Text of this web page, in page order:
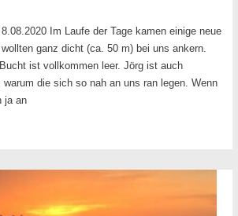
Im Laufe der Tage kamen einige neue
ganz dicht (ca. 50 m) bei uns ankern.
ist vollkommen leer. Jörg ist auch
warum die sich so nah an uns ran legen. Wenn
ja an